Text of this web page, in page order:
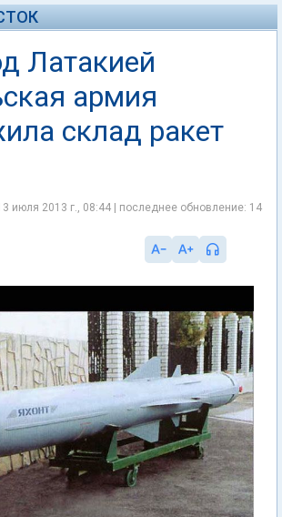
Латакией
армия
склад ракет
июля 2013 г., 08:44 | последнее обновление: 14